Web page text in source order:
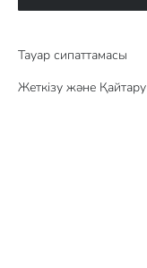
Тауар сипаттамасы​​​​​
Жеткізу және Қайтару